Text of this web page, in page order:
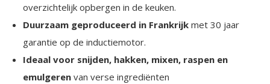
overzichtelijk opbergen in de keuken.
Duurzaam geproduceerd in Frankrijk met 30 jaar
garantie op de inductiemotor.
Ideaal voor snijden, hakken, mixen, raspen en
emulgeren van verse ingrediënten